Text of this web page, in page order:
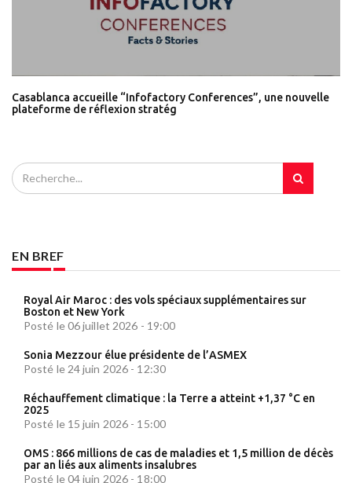
Casablanca accueille “Infofactory Conferences”, une nouvelle
plateforme de réflexion stratég
EN BREF
Royal Air Maroc : des vols spéciaux supplémentaires sur
Boston et New York
Posté le 06 juillet 2026 - 19:00
Sonia Mezzour élue présidente de l’ASMEX
Posté le 24 juin 2026 - 12:30
Réchauffement climatique : la Terre a atteint +1,37 °C en
2025
Posté le 15 juin 2026 - 15:00
OMS : 866 millions de cas de maladies et 1,5 million de décès
par an liés aux aliments insalubres
Posté le 04 juin 2026 - 18:00